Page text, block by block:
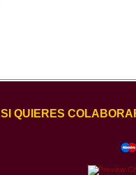
SI QUIERES